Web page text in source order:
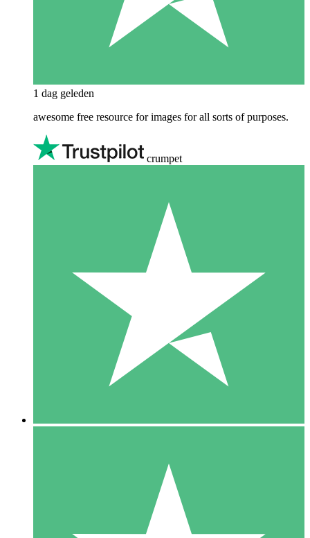
1 dag geleden
awesome free resource for images for all sorts of purposes.
crumpet